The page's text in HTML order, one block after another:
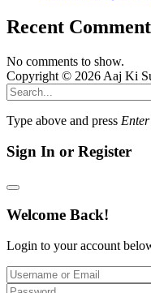
Recent
No comments to show.
Copyright © 2026 Aaj Ki
Type above and press Enter
Sign In or Register
Welcome Back!
Login to your account